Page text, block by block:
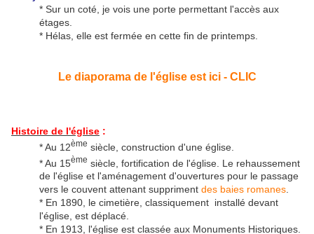
* Sur un coté, je vois une porte permettant l'accès aux
étages.
* Hélas, elle est fermée en cette fin de printemps.
Le diaporama de l'église est ici - CLIC
Histoire de l'église :
* Au 12ème siècle, construction d'une église.
* Au 15ème siècle, fortification de l'église. Le rehaussement
de l'église et l'aménagement d'ouvertures pour le passage
vers le couvent attenant suppriment des baies romanes
* En 1890, le cimetière, classiquement installé devant
l'église, est déplacé.
* En 1913, l'église est classée aux Monuments Historiques.